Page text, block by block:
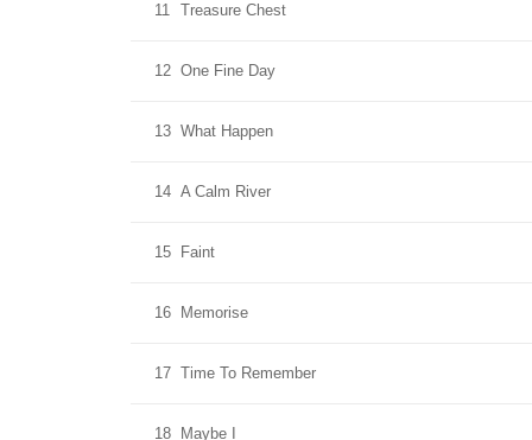
11 Treasure Chest
12 One Fine Day
13 What Happen
14 A Calm River
15 Faint
16 Memorise
17 Time To Remember
18 Maybe I